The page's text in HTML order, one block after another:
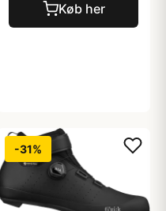
Køb her
-31%